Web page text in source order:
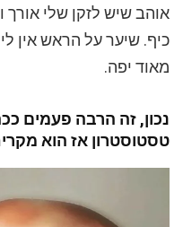
אוהב שיש לזקן שלי
כיף. שיער על הראש אין
מאוד יפה.
נכון, זה הרבה פעמים
טסטוסטרון אז הוא